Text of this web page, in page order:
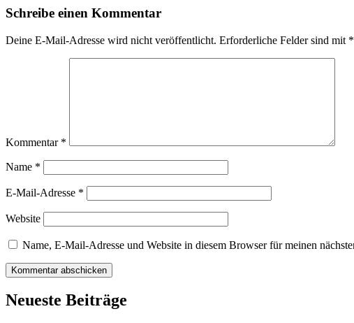
Schreibe einen Kommentar
Deine E-Mail-Adresse wird nicht veröffentlicht. Erforderliche Felder sind mit *
Kommentar *
Name *
E-Mail-Adresse *
Website
Name, E-Mail-Adresse und Website in diesem Browser für meinen
Neueste Beiträge